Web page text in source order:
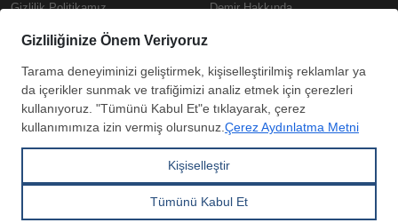
Gizlilik Politikamız
Prime
Demir Hakkında
Çelik Fiyatları
Demir Fiyatları
Güncel Hurda Fiyatları
Kutu Profil Fiyatları
Copyright © SteelOrbis Elektronik
Tüm hakları saklıdır